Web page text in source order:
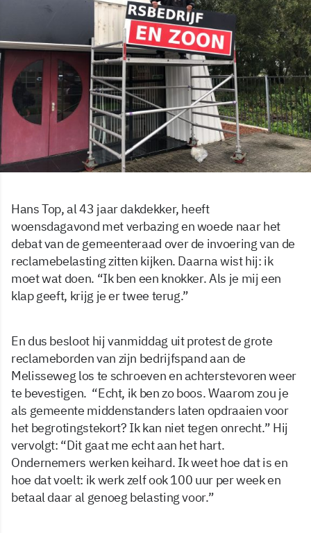
Hans Top, al 43 jaar dakdekker, heeft
woensdagavond met verbazing en woede naar het
debat van de gemeenteraad over de invoering van de
reclamebelasting zitten kijken. Daarna wist hij: ik
moet wat doen. “Ik ben een knokker. Als je mij een
klap geeft, krijg je er twee terug.”
En dus besloot hij vanmiddag uit protest de grote
reclameborden van zijn bedrijfspand aan de
Melisseweg los te schroeven en achterstevoren weer
te bevestigen. “Echt, ik ben zo boos. Waarom zou je
als gemeente middenstanders laten opdraaien voor
het begrotingstekort? Ik kan niet tegen onrecht.” Hij
vervolgt: “Dit gaat me echt aan het hart.
Ondernemers werken keihard. Ik weet hoe dat is en
hoe dat voelt: ik werk zelf ook 100 uur per week en
betaal daar al genoeg belasting voor.”